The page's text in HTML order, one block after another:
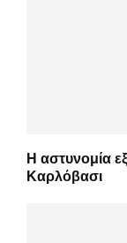
Η αστυνομία
Καρλόβασι